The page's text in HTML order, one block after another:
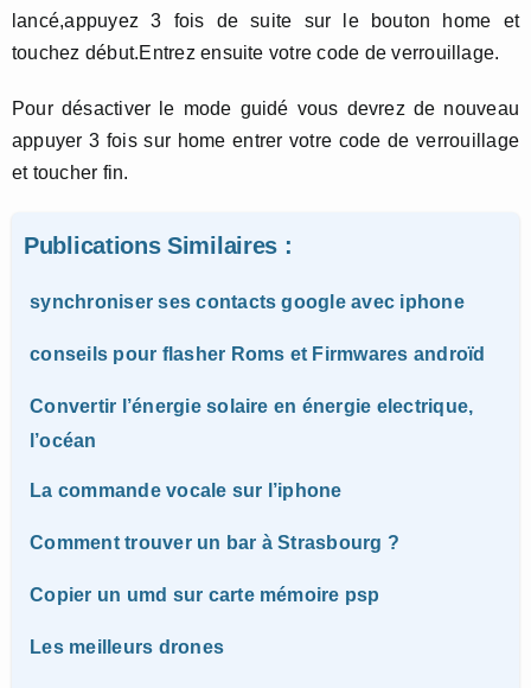
lancé,appuyez 3 fois de suite sur le bouton home et
touchez début.Entrez ensuite votre code de verrouillage.
Pour désactiver le mode guidé vous devrez de nouveau
appuyer 3 fois sur home entrer votre code de verrouillage
et toucher fin.
Publications Similaires :
synchroniser ses contacts google avec iphone
conseils pour flasher Roms et Firmwares androïd
Convertir l’énergie solaire en énergie electrique,
l’océan
La commande vocale sur l’iphone
Comment trouver un bar à Strasbourg ?
Copier un umd sur carte mémoire psp
Les meilleurs drones